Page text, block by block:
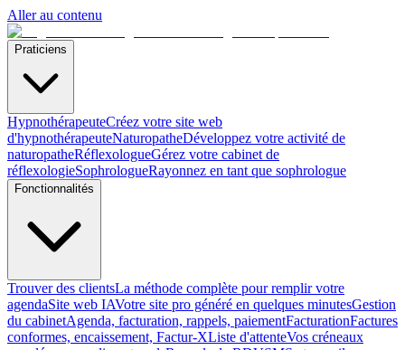
Aller au contenu
Praticiens
HypnothérapeuteCréez votre site web
d'hypnothérapeuteNaturopatheDéveloppez votre activité de
naturopatheRéflexologueGérez votre cabinet de
réflexologieSophrologueRayonnez en tant que sophrologue
Fonctionnalités
Trouver des clientsLa méthode complète pour remplir votre
agendaSite web IAVotre site pro généré en quelques minutesGestion
du cabinetAgenda, facturation, rappels, paiementFacturationFactures
conformes, encaissement, Factur-XListe d'attenteVos créneaux